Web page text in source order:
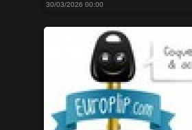
30/03/2026 00:00